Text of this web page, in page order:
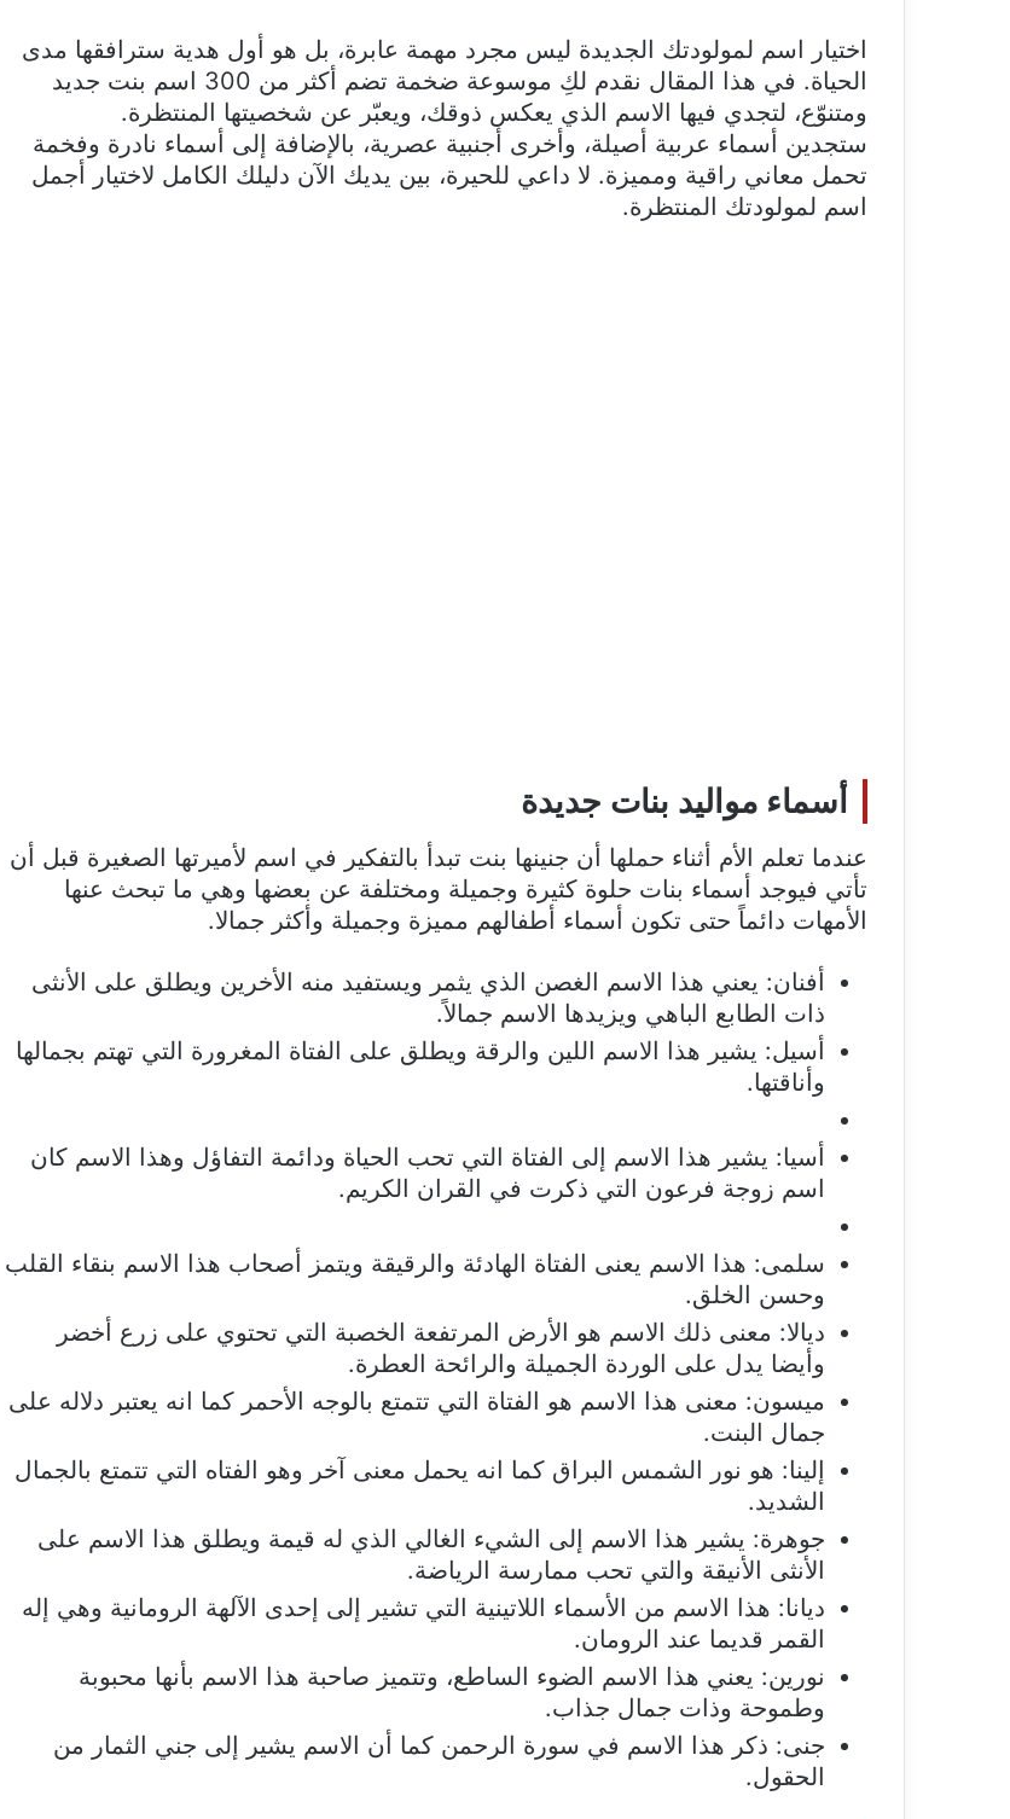
اختيار اسم لمولودتك الجديدة ليس مجرد مهمة عابرة، بل هو أول هدية سترافقها مدى
الحياة. في هذا المقال نقدم لكِ موسوعة ضخمة تضم أكثر من 300 اسم بنت جديد
ومتنوّع، لتجدي فيها الاسم الذي يعكس ذوقك، ويعبّر عن شخصيتها المنتظرة.
ستجدين أسماء عربية أصيلة، وأخرى أجنبية عصرية، بالإضافة إلى أسماء نادرة وفخمة
تحمل معاني راقية ومميزة. لا داعي للحيرة، بين يديك الآن دليلك الكامل لاختيار أجمل
اسم لمولودتك المنتظرة.
أسماء مواليد بنات جديدة
عندما تعلم الأم أثناء حملها أن جنينها بنت تبدأ بالتفكير في اسم لأميرتها الصغيرة قبل أن
تأتي فيوجد أسماء بنات حلوة كثيرة وجميلة ومختلفة عن بعضها وهي ما تبحث عنها
الأمهات دائماً حتى تكون أسماء أطفالهم مميزة وجميلة وأكثر جمالا.
أفنان: يعني هذا الاسم الغصن الذي يثمر ويستفيد منه الأخرين ويطلق على الأنثى
ذات الطابع الباهي ويزيدها الاسم جمالاً.
أسيل: يشير هذا الاسم اللين والرقة ويطلق على الفتاة المغرورة التي تهتم بجمالها
وأناقتها.
أسيا: يشير هذا الاسم إلى الفتاة التي تحب الحياة ودائمة التفاؤل وهذا الاسم كان
اسم زوجة فرعون التي ذكرت في القران الكريم.
سلمى: هذا الاسم يعنى الفتاة الهادئة والرقيقة ويتمز أصحاب هذا الاسم بنقاء القلب
وحسن الخلق.
ديالا: معنى ذلك الاسم هو الأرض المرتفعة الخصبة التي تحتوي على زرع أخضر
وأيضا يدل على الوردة الجميلة والرائحة العطرة.
ميسون: معنى هذا الاسم هو الفتاة التي تتمتع بالوجه الأحمر كما انه يعتبر دلاله على
جمال البنت.
إلينا: هو نور الشمس البراق كما انه يحمل معنى آخر وهو الفتاه التي تتمتع بالجمال
الشديد.
جوهرة: يشير هذا الاسم إلى الشيء الغالي الذي له قيمة ويطلق هذا الاسم على
الأنثى الأنيقة والتي تحب ممارسة الرياضة.
ديانا: هذا الاسم من الأسماء اللاتينية التي تشير إلى إحدى الآلهة الرومانية وهي إله
القمر قديما عند الرومان.
نورين: يعني هذا الاسم الضوء الساطع، وتتميز صاحبة هذا الاسم بأنها محبوبة
وطموحة وذات جمال جذاب.
جنى: ذكر هذا الاسم في سورة الرحمن كما أن الاسم يشير إلى جني الثمار من
الحقول.